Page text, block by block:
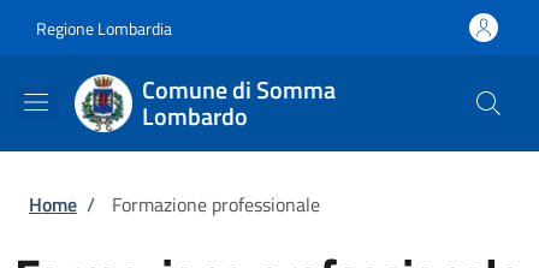
Regione Lombardia
Comune di Somma
Lombardo
Briciole di pane
Home / Formazione professionale